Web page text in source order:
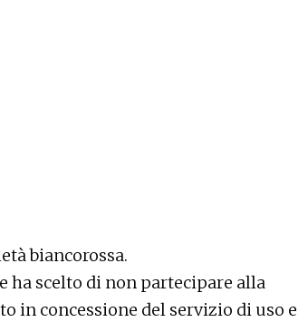
biancorossa.
ha scelto di non partecipare alla
in concessione del servizio di uso e